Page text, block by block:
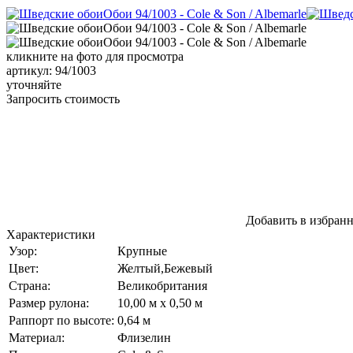
кликните на фото для просмотра
артикул: 94/1003
уточняйте
Запросить стоимость
Добавить в
Характеристики
Узор:
Крупные
Цвет:
Желтый,Бежевый
Страна:
Великобритания
Размер рулона:
10,00 м x 0,50 м
Раппорт по высоте: 0,64 м
Материал:
Флизелин